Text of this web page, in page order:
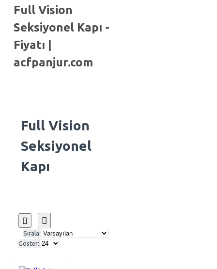
Full Vision
Seksiyonel Kapı -
Fiyatı |
acfpanjur.com
Full Vision
Seksiyonel
Kapı
Sırala:
Göster: